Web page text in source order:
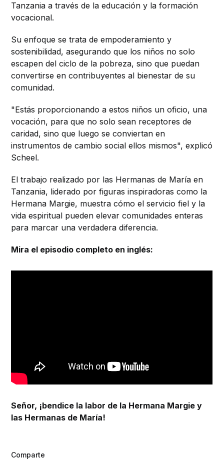
Tanzania a través de la educación y la formación
vocacional.
Su enfoque se trata de empoderamiento y
sostenibilidad, asegurando que los niños no solo
escapen del ciclo de la pobreza, sino que puedan
convertirse en contribuyentes al bienestar de su
comunidad.
"Estás proporcionando a estos niños un oficio, una
vocación, para que no solo sean receptores de
caridad, sino que luego se conviertan en
instrumentos de cambio social ellos mismos", explicó
Scheel.
El trabajo realizado por las Hermanas de María en
Tanzania, liderado por figuras inspiradoras como la
Hermana Margie, muestra cómo el servicio fiel y la
vida espiritual pueden elevar comunidades enteras
para marcar una verdadera diferencia.
Mira el episodio completo en inglés:
Señor, ¡bendice la labor de la Hermana Margie y
las Hermanas de María!
Comparte